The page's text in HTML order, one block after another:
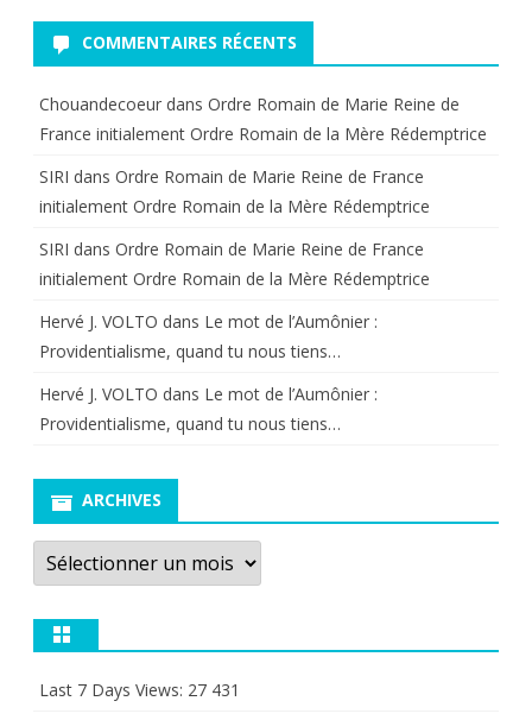
ce
COMMENTAIRES RÉCENTS
Chouandecoeur dans Ordre Romain de Marie Reine de
France initialement Ordre Romain de la Mère Rédemptrice
SIRI dans Ordre Romain de Marie Reine de France
initialement Ordre Romain de la Mère Rédemptrice
SIRI dans Ordre Romain de Marie Reine de France
initialement Ordre Romain de la Mère Rédemptrice
Hervé J. VOLTO dans Le mot de l’Aumônier :
Providentialisme, quand tu nous tiens…
Hervé J. VOLTO dans Le mot de l’Aumônier :
Providentialisme, quand tu nous tiens…
ARCHIVES
Archives
Last 7 Days Views: 27 431